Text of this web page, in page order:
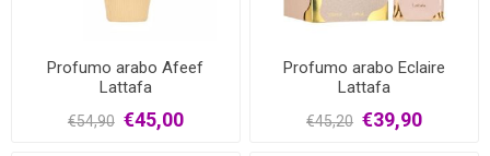
Profumo arabo Afeef
Lattafa
€54,90 €45,00
Profumo arabo Eclaire
Lattafa
€45,20 €39,90